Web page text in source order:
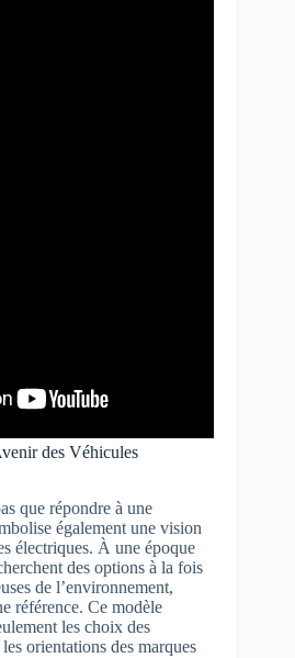
des Véhicules
que répondre à une
également une vision
électriques. À une époque
des options à la fois
de l’environnement,
référence. Ce modèle
les choix des
orientations des marques